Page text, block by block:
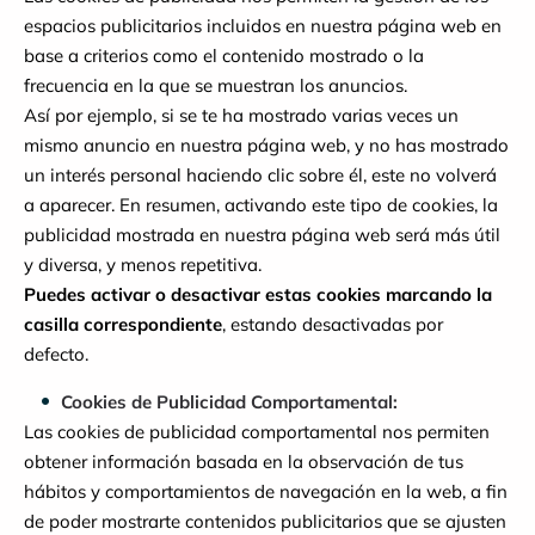
espacios publicitarios incluidos en nuestra página web en
base a criterios como el contenido mostrado o la
frecuencia en la que se muestran los anuncios.
Así por ejemplo, si se te ha mostrado varias veces un
mismo anuncio en nuestra página web, y no has mostrado
un interés personal haciendo clic sobre él, este no volverá
a aparecer. En resumen, activando este tipo de cookies, la
publicidad mostrada en nuestra página web será más útil
y diversa, y menos repetitiva.
Puedes activar o desactivar estas cookies marcando la
casilla correspondiente, estando desactivadas por
defecto.
Cookies de Publicidad Comportamental:
Las cookies de publicidad comportamental nos permiten
obtener información basada en la observación de tus
hábitos y comportamientos de navegación en la web, a fin
de poder mostrarte contenidos publicitarios que se ajusten